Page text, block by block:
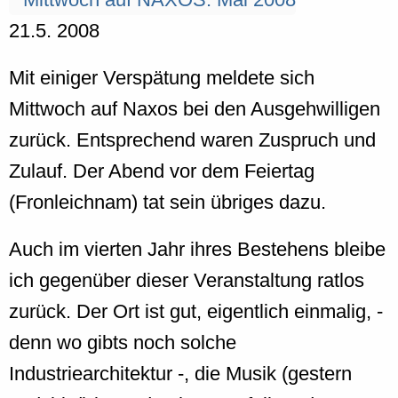
21.5. 2008
Mit einiger Verspätung meldete sich
Mittwoch auf Naxos bei den Ausgehwilligen
zurück. Entsprechend waren Zuspruch und
Zulauf. Der Abend vor dem Feiertag
(Fronleichnam) tat sein übriges dazu.
Auch im vierten Jahr ihres Bestehens bleibe
ich gegenüber dieser Veranstaltung ratlos
zurück. Der Ort ist gut, eigentlich einmalig, -
denn wo gibts noch solche
Industriearchitektur -, die Musik (gestern